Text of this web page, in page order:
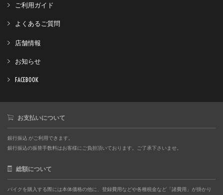
ご利用ガイド
よくあるご質問
店舗情報
お知らせ
FACEBOOK
お支払いについて
銀行振込 がご利用できます。
銀行振込の振替手数料はお客様にご負担頂いております。ご了承下さいませ。
総額について
バイクを購入する際には本体価格の他に、登録費用などや各種税金など「諸費用」が掛かり